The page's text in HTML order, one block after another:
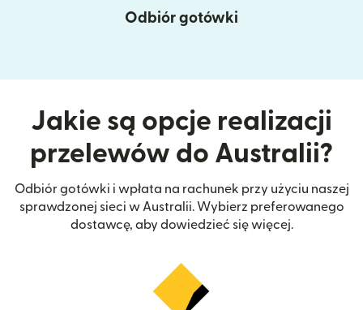
Odbiór gotówki
Jakie są opcje realizacji
przelewów do Australii?
Odbiór gotówki i wpłata na rachunek przy użyciu naszej
sprawdzonej sieci w Australii. Wybierz preferowanego
dostawcę, aby dowiedzieć się więcej.